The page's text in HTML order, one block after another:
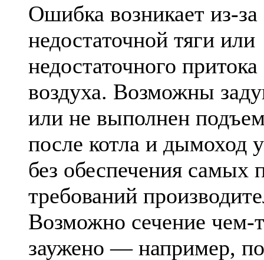
Ошибка возникает из-за
недостаточной тяги или
недостаточного притока
воздуха. Возможны
или не выполнен
после котла и дымоход
без обеспечения самых
требований
Возможно сечение чем-
заужено — например,